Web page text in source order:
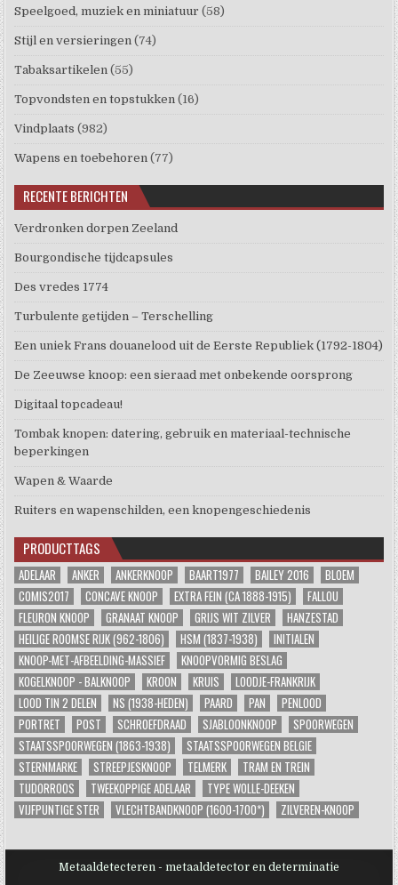
Speelgoed, muziek en miniatuur (58)
Stijl en versieringen (74)
Tabaksartikelen (55)
Topvondsten en topstukken (16)
Vindplaats (982)
Wapens en toebehoren (77)
RECENTE BERICHTEN
Verdronken dorpen Zeeland
Bourgondische tijdcapsules
Des vredes 1774
Turbulente getijden – Terschelling
Een uniek Frans douanelood uit de Eerste Republiek (1792-1804)
De Zeeuwse knoop: een sieraad met onbekende oorsprong
Digitaal topcadeau!
Tombak knopen: datering, gebruik en materiaal-technische
beperkingen
Wapen & Waarde
Ruiters en wapenschilden, een knopengeschiedenis
PRODUCTTAGS
ADELAAR ANKER ANKERKNOOP BAART1977 BAILEY 2016
BLOEM
COMIS2017
CONCAVE KNOOP EXTRA FEIN (CA 1888-1915)
FALLOU
FLEURON KNOOP
GRANAAT KNOOP GRIJS WIT ZILVER
HANZESTAD
HEILIGE ROOMSE RIJK (962-1806)
HSM (1837-1938)
INITIALEN
KNOOP-MET-AFBEELDING-MASSIEF
KNOOPVORMIG BESLAG
KOGELKNOOP - BALKNOOP
KROON KRUIS
LOODJE-FRANKRIJK
LOOD TIN 2 DELEN
NS (1938-HEDEN) PAARD PAN
PENLOOD
PORTRET
POST SCHROEFDRAAD SJABLOONKNOOP
SPOORWEGEN
STAATSSPOORWEGEN (1863-1938)
STAATSSPOORWEGEN BELGIE
STERNMARKE
STREEPJESKNOOP TELMERK
TRAM EN TREIN
TUDORROOS
TWEEKOPPIGE ADELAAR
TYPE WOLLE-DEEKEN
VIJFPUNTIGE STER
VLECHTBANDKNOOP (1600-1700*) ZILVEREN-KNOOP
Metaaldetecteren - metaaldetector en determinatie